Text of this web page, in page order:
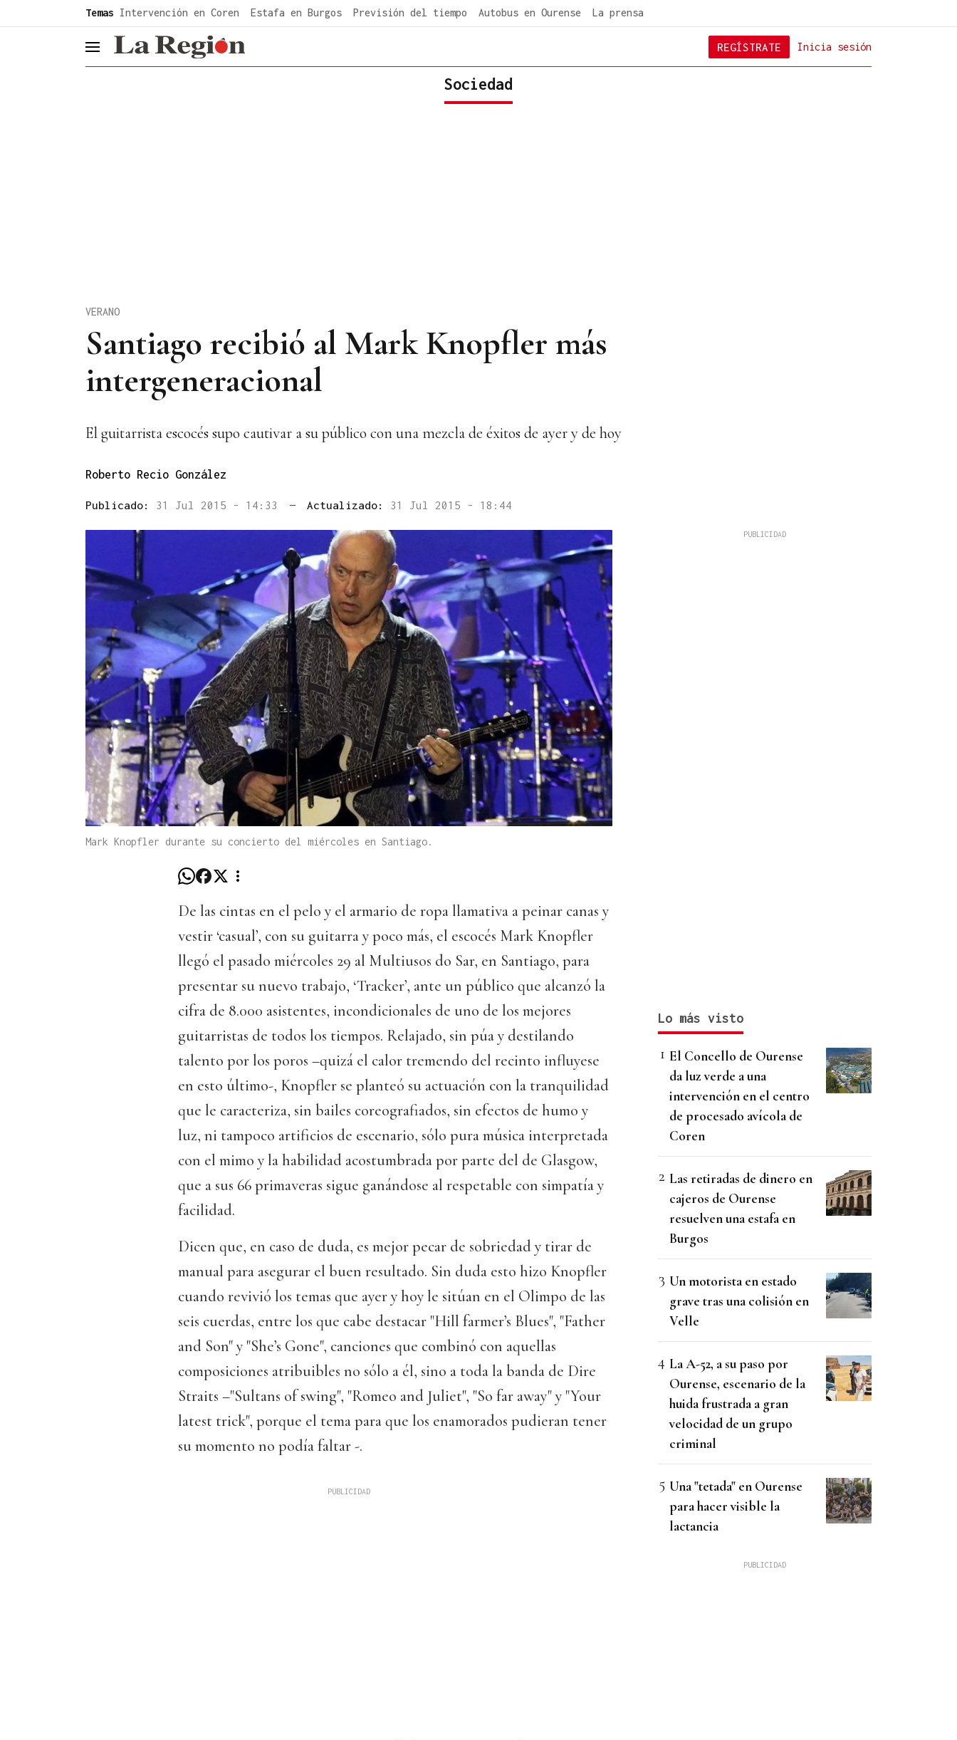
Temas Intervención en Coren Estafa en Burgos Previsión del tiempo Autobus en Ourense La prensa
header.menu.open Inicia sesión
REGÍSTRATE
Sociedad
Santiago recibió al Mark Knopfler más
intergeneracional
VERANO
El guitarrista escocés supo cautivar a su público con una mezcla de éxitos de ayer y de hoy
Roberto Recio González
Publicado: 31 Jul 2015 - 14:33 — Actualizado: 31 Jul 2015 - 18:44
Mark Knopfler durante su concierto del miércoles en Santiago.
De las cintas en el pelo y el armario de ropa llamativa a peinar canas y
vestir ‘casual’, con su guitarra y poco más, el escocés Mark Knopfler
llegó el pasado miércoles 29 al Multiusos do Sar, en Santiago, para
presentar su nuevo trabajo, ‘Tracker’, ante un público que alcanzó la
cifra de 8.000 asistentes, incondicionales de uno de los mejores
guitarristas de todos los tiempos. Relajado, sin púa y destilando
talento por los poros –quizá el calor tremendo del recinto influyese
en esto último-, Knopfler se planteó su actuación con la tranquilidad
que le caracteriza, sin bailes coreografiados, sin efectos de humo y
luz, ni tampoco artificios de escenario, sólo pura música interpretada
con el mimo y la habilidad acostumbrada por parte del de Glasgow,
que a sus 66 primaveras sigue ganándose al respetable con simpatía y
facilidad.
Dicen que, en caso de duda, es mejor pecar de sobriedad y tirar de
manual para asegurar el buen resultado. Sin duda esto hizo Knopfler
cuando revivió los temas que ayer y hoy le sitúan en el Olimpo de las
seis cuerdas, entre los que cabe destacar "Hill farmer’s Blues", "Father
and Son" y "She’s Gone", canciones que combinó con aquellas
composiciones atribuibles no sólo a él, sino a toda la banda de Dire
Straits –"Sultans of swing", "Romeo and Juliet", "So far away" y "Your
latest trick", porque el tema para que los enamorados pudieran tener
su momento no podía faltar -.
Lo más visto
El Concello de Ourense
da luz verde a una
intervención en el centro
de procesado avícola de
Coren
Las retiradas de dinero en
cajeros de Ourense
resuelven una estafa en
Burgos
Un motorista en estado
grave tras una colisión en
Velle
La A-52, a su paso por
Ourense, escenario de la
huida frustrada a gran
velocidad de un grupo
criminal
Una "tetada" en Ourense
para hacer visible la
lactancia